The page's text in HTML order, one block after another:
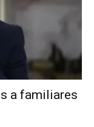
a familiares